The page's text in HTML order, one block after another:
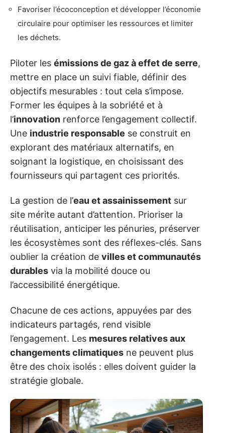
Favoriser l’écoconception et développer l’économie
circulaire pour optimiser les ressources et limiter
les déchets.
Piloter les émissions de gaz à effet de serre,
mettre en place un suivi fiable, définir des
objectifs mesurables : tout cela s’impose.
Former les équipes à la sobriété et à
l’innovation renforce l’engagement collectif.
Une industrie responsable se construit en
explorant des matériaux alternatifs, en
soignant la logistique, en choisissant des
fournisseurs qui partagent ces priorités.
La gestion de l’eau et assainissement sur
site mérite autant d’attention. Prioriser la
réutilisation, anticiper les pénuries, préserver
les écosystèmes sont des réflexes-clés. Sans
oublier la création de villes et communautés
durables via la mobilité douce ou
l’accessibilité énergétique.
Chacune de ces actions, appuyées par des
indicateurs partagés, rend visible
l’engagement. Les mesures relatives aux
changements climatiques ne peuvent plus
être des choix isolés : elles doivent guider la
stratégie globale.